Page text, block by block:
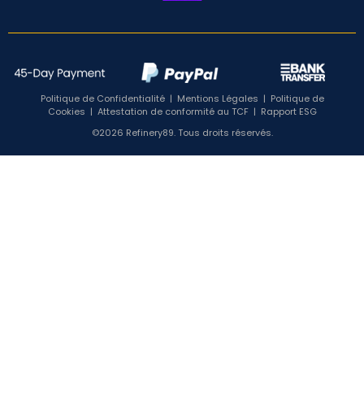
Politique de Confidentialité| Mentions Légales | Politique de
Cookies | Attestation de conformité au TCF| Rapport ESG
©2026 Refinery89. Tous droits réservés.